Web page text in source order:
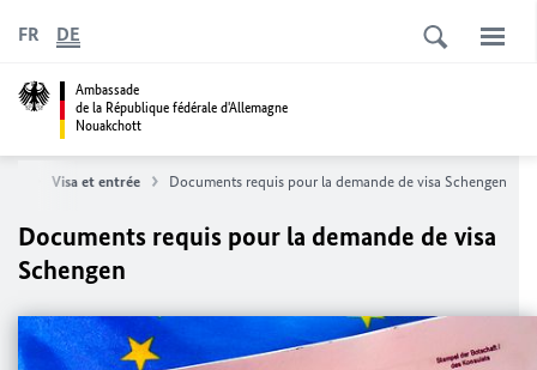
Ambassade
de la République fédérale d'Allemagne
Nouakchott
FR DE
Visa et entrée Documents requis pour la demande de visa Schengen
Documents requis pour la demande de visa
Schengen